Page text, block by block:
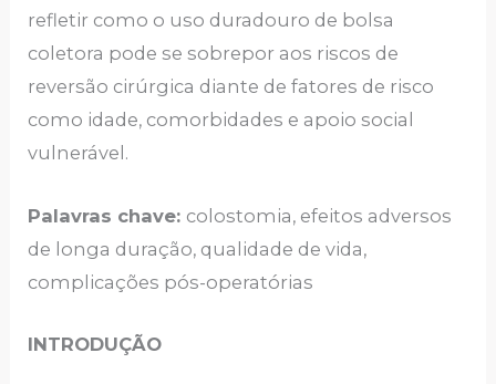
refletir como o uso duradouro de bolsa
coletora pode se sobrepor aos riscos de
reversão cirúrgica diante de fatores de risco
como idade, comorbidades e apoio social
vulnerável.
Palavras chave: colostomia, efeitos adversos
de longa duração, qualidade de vida,
complicações pós-operatórias
INTRODUÇÃO